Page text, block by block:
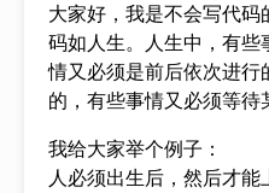
大家好，我是不会写代
码如人生。人生中，有
情又必须是前后依次进
的，有些事情又必须等待
我给大家举个例子：
人必须出生后，然后才